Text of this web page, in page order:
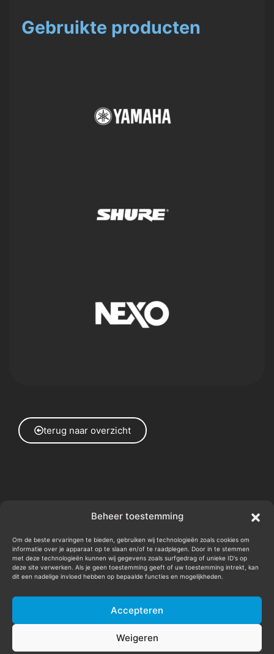
Beheer toestemming
Om de beste ervaringen te bieden, gebruiken wij technologieën zoals cookies om
informatie over je apparaat op te slaan en/of te raadplegen. Door in te stemmen
met deze technologieën kunnen wij gegevens zoals surfgedrag of unieke ID's op
deze site verwerken. Als je geen toestemming geeft of uw toestemming intrekt, kan
dit een nadelige invloed hebben op bepaalde functies en mogelijkheden.
Accepteren
Weigeren
Gebruikte producten
terug naar overzicht
VOLGENDE PRODUCTIE?
Stuur een mailtje
©2024 AySay B.V.